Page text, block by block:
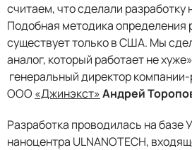
считаем, что сделали разработку
Подобная методика определения
существует только в США. Мы
аналог, который работает не
генеральный директор
ООО «Джинэкст» Андрей
Разработка проводилась на базе
наноцентра ULNANOTECH,